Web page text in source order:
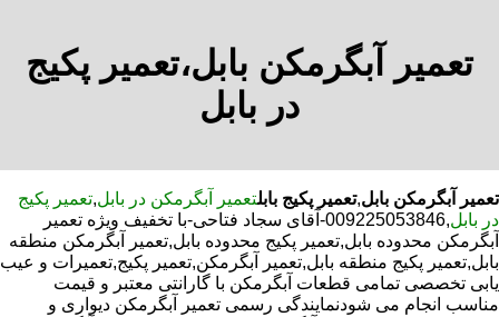
تعمیر آبگرمکن بابل،تعمیر پکیج
در بابل
تعمیر آبگرمکن بابل,تعمیر پکیج بابلتعمیر آبگرمکن در بابل,تعمیر پکیج
در بابل
,009225053846-آقای سجاد فتاحی-با تخفیف ویژه تعمیر
آبگرمکن محدوده بابل,تعمیر پکیج محدوده بابل,تعمیر آبگرمکن منطقه
بابل,تعمیر پکیج منطقه بابل,تعمیر آبگرمکن,تعمیر پکیج,تعمیرات و عیب
یابی تخصصی تمامی قطعات آبگرمکن با گارانتی معتبر و قیمت
مناسب انجام می شودنمایندگی رسمی تعمیر آبگرمکن دیواری و